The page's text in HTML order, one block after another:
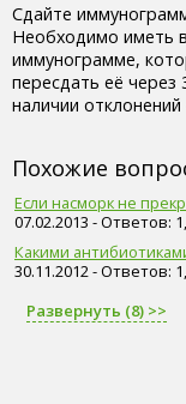
Сдайте
Необходимо иметь
иммунограмме,
пересдать её
наличии
Похожие
Если насморк не
07.02.2013 - Ответов:
Какими
30.11.2012 - Ответов:
Развернуть (8) >>